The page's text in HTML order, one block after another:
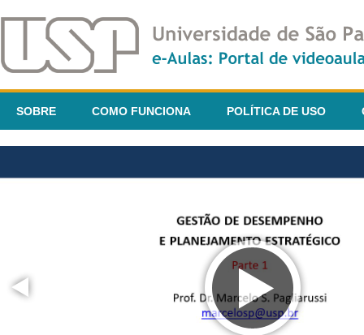
SOBRE COMO FUNCIONA POLÍTICA DE USO